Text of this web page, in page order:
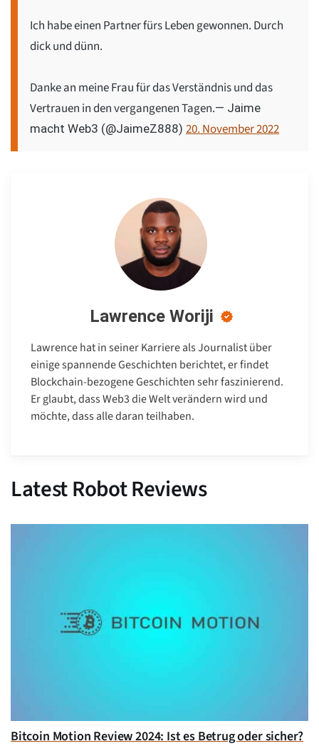
Ich habe einen Partner fürs Leben gewonnen. Durch
dick und dünn.
Danke an meine Frau für das Verständnis und das
Vertrauen in den vergangenen Tagen.— Jaime
macht Web3 (@JaimeZ888) 20. November 2022
Lawrence Woriji
Lawrence hat in seiner Karriere als Journalist über
einige spannende Geschichten berichtet, er findet
Blockchain-bezogene Geschichten sehr faszinierend.
Er glaubt, dass Web3 die Welt verändern wird und
möchte, dass alle daran teilhaben.
Latest Robot Reviews
Bitcoin Motion Review 2024: Ist es Betrug oder sicher?